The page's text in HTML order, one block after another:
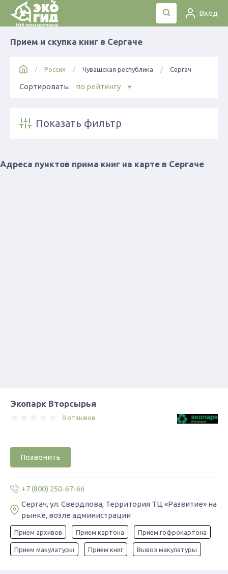
Вход
Прием и скупка книг в Сергаче
Россия Чувашская республика Сергач
Сортировать: по рейтингу
Показать фильтр
Адреса пунктов прима книг на карте в Сергаче
Экопарк Вторсырья
0 отзывов
Позвонить
+7 (800) 250-67-66
Сергач, ул. Свердлова, Территория ТЦ «Развитие» на
рынке, возле администрации
Прием архивов Прием картона Прием гофрокартона
Прием макулатуры Прием книг Вывоз макулатуры